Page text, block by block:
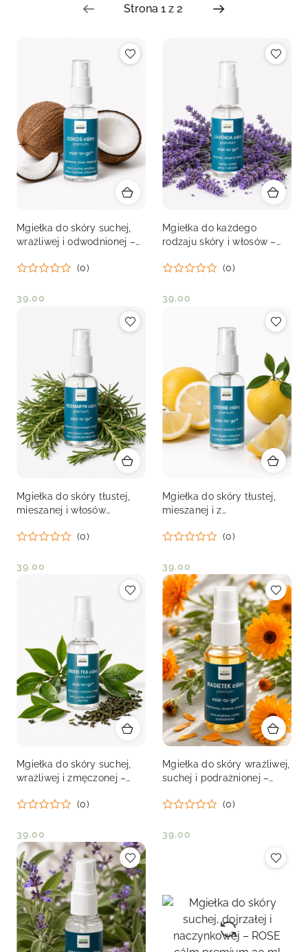
Mgiełka do skóry suchej,
wrażliwej i odwodnionej –
ml
(0)
Cena:
39.00
Mgiełka do każdego
rodzaju skóry i włosów –
30 ml
(0)
Cena:
39.00
Mgiełka do skóry tłustej,
mieszanej i włosów
ROZMARYN cálm premium
(0)
Cena:
39.00
Mgiełka do skóry tłustej,
mieszanej i z
cálm premium 30 ml
(0)
Cena:
39.00
Mgiełka do skóry suchej,
wrażliwej i zmęczonej –
30 ml
(0)
Cena:
39.00
Mgiełka do skóry wrażliwej,
suchej i podrażnionej –
30 ml
(0)
Cena:
39.00